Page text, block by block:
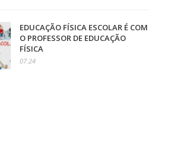
EDUCAÇÃO FÍSICA ESCOLAR É COM
O PROFESSOR DE EDUCAÇÃO
FÍSICA
07:24